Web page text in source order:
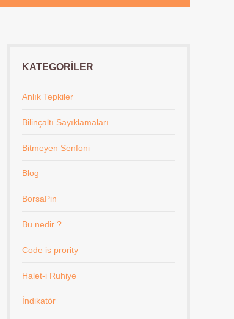
KATEGORILER
Anlık Tepkiler
Bilinçaltı Sayıklamaları
Bitmeyen Senfoni
Blog
BorsaPin
Bu nedir ?
Code is prority
Halet-i Ruhiye
İndikatör